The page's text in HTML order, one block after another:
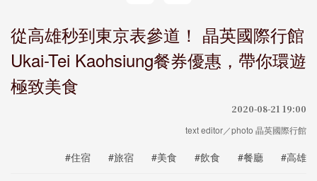
從高雄秒到東京表參道！ 晶英國際行館
Ukai-Tei Kaohsiung餐券優惠，帶你環遊
極致美食
2020-08-21 19:00
text editor／photo 晶英國際行館
#住宿 #旅宿 #美食 #飲食 #餐廳 #高雄